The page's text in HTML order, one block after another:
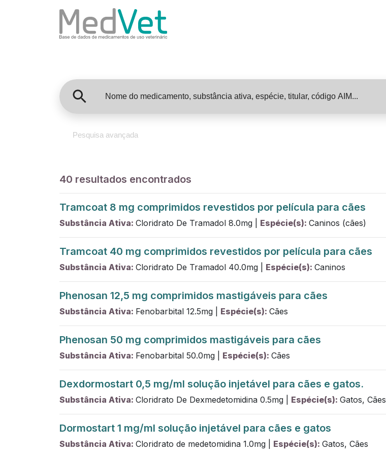
Pesquisa avançada
40 resultados encontrados
Tramcoat 8 mg comprimidos revestidos por película para cães
Substância Ativa: Cloridrato De Tramadol 8.0mg Espécie(s): Caninos (cães)
Tramcoat 40 mg comprimidos revestidos por película para cães
Substância Ativa: Cloridrato De Tramadol 40.0mg Espécie(s): Caninos
Phenosan 12,5 mg comprimidos mastigáveis para cães
Substância Ativa: Fenobarbital 12.5mg Espécie(s): Cães
Phenosan 50 mg comprimidos mastigáveis para cães
Substância Ativa: Fenobarbital 50.0mg Espécie(s): Cães
Dexdormostart 0,5 mg/ml solução injetável para cães e gatos.
Substância Ativa: Cloridrato De Dexmedetomidina 0.5mg Espécie(s): Gatos, Cães
Dormostart 1 mg/ml solução injetável para cães e gatos
Substância Ativa: Cloridrato de medetomidina 1.0mg Espécie(s): Gatos, Cães